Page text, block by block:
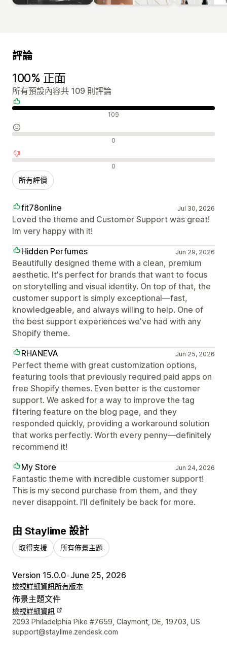
評論
100% 正面
所有預設內容共 109 則評論
正面評論 109
中立評論 0
負面評論 0
所有評價
fit78online Jul 30, 2026
Loved the theme and Customer Support was great!
Im very happy with it!
Hidden Perfumes
Jun 29, 2026
Beautifully designed theme with a clean, premium
aesthetic. It's perfect for brands that want to focus
on storytelling and visual identity. On top of that, the
customer support is simply exceptional—fast,
knowledgeable, and always willing to help. One of
the best support experiences we've had with any
Shopify theme.
RHANEVA
Jun 25, 2026
Perfect theme with great customization options,
featuring tools that previously required paid apps on
free Shopify themes. Even better is the customer
support. We asked for a way to improve the tag
filtering feature on the blog page, and they
responded quickly, providing a workaround solution
that works perfectly. Worth every penny—definitely
recommend it!
My Store
Jun 24, 2026
Fantastic theme with incredible customer support!
This is my second purchase from them, and they
never disappoint. I’ll definitely be back for more.
由 Staylime 設計
取得支援 所有佈景主題
Version 15.0.0•June 25, 2026
檢視詳細資訊所有版本
佈景主題文件
檢視詳細資訊
設計者聯絡詳細資訊
2093 Philadelphia Pike #7659, Claymont, DE, 19703, US
support@staylime.zendesk.com